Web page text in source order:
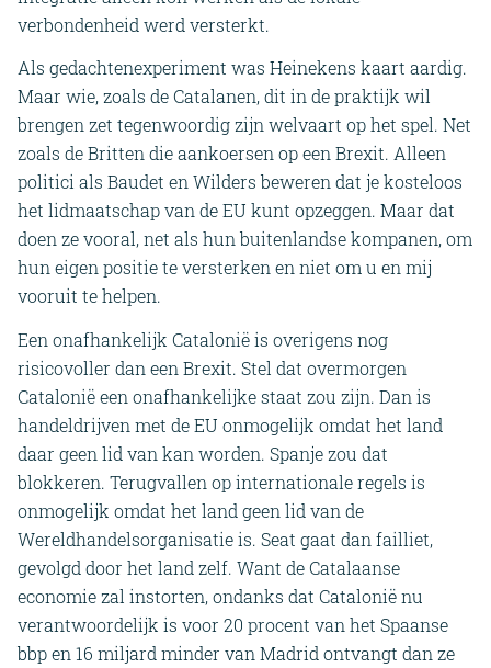
verbondenheid werd versterkt.
Als gedachtenexperiment was Heinekens kaart aardig.
Maar wie, zoals de Catalanen, dit in de praktijk wil
brengen zet tegenwoordig zijn welvaart op het spel. Net
zoals de Britten die aankoersen op een Brexit. Alleen
politici als Baudet en Wilders beweren dat je kosteloos
het lidmaatschap van de EU kunt opzeggen. Maar dat
doen ze vooral, net als hun buitenlandse kompanen, om
hun eigen positie te versterken en niet om u en mij
vooruit te helpen.
Een onafhankelijk Catalonië is overigens nog
risicovoller dan een Brexit. Stel dat overmorgen
Catalonië een onafhankelijke staat zou zijn. Dan is
handeldrijven met de EU onmogelijk omdat het land
daar geen lid van kan worden. Spanje zou dat
blokkeren. Terugvallen op internationale regels is
onmogelijk omdat het land geen lid van de
Wereldhandelsorganisatie is. Seat gaat dan failliet,
gevolgd door het land zelf. Want de Catalaanse
economie zal instorten, ondanks dat Catalonië nu
verantwoordelijk is voor 20 procent van het Spaanse
bbp en 16 miljard minder van Madrid ontvangt dan ze